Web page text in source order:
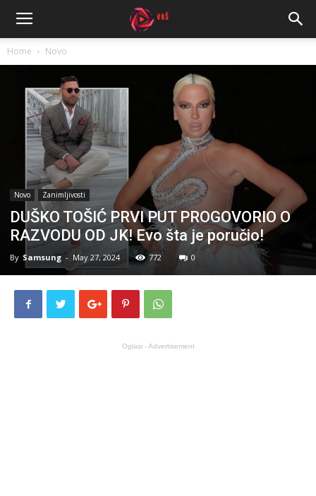
Home Novo
Novo Zanimljivosti
DUŠKO TOŠIĆ PRVI PUT PROGOVORIO O
RAZVODU OD JK! Evo šta je poručio!
By Samsung - May 27, 2024 772 0
Oglasi - Advertisement